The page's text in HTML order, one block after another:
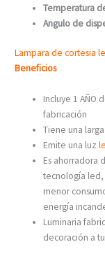
Temperatura
Angulo de
Lampara de cortesia
Beneficios
Incluye 1 AÑO
fabricación
Tiene una
Emite una luz
Es ahorradora
tecnología
menor
energía
Luminaria
decoración a